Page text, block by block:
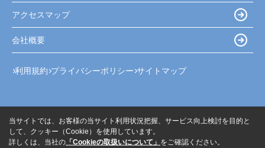
アクセスマップ
会社概要
利用規約 プライバシーポリシー サイトマップ
当サイトでは、お客様の当サイト利用状況把握、サービス向上検討を目的と
して、クッキー（Cookie）を使用しています。
詳しくは、当社の 「Cookieの取扱いについて」 をご確認ください。